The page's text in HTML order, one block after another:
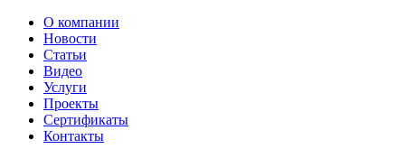
О компании
Новости
Статьи
Видео
Услуги
Проекты
Сертификаты
Контакты